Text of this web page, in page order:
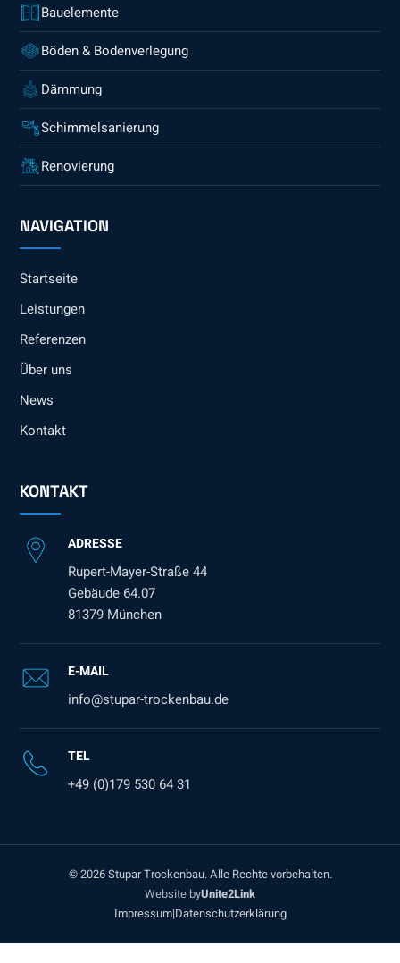
Bauelemente
Böden & Bodenverlegung
Dämmung
Schimmelsanierung
Renovierung
NAVIGATION
Startseite
Leistungen
Referenzen
Über uns
News
Kontakt
KONTAKT
ADRESSE
Rupert-Mayer-Straße 44
Gebäude 64.07
81379 München
E-MAIL
info@stupar-trockenbau.de
TEL
+49 (0)179 530 64 31
© 2026 Stupar Trockenbau. Alle Rechte vorbehalten.
Website byUnite2Link
Impressum|Datenschutzerklärung